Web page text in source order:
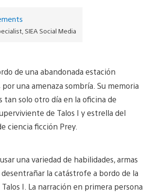
SIEA Social Media
de una abandonada estación
por una amenaza sombría. Su memoria
tan solo otro día en la oficina de
de Talos I y estrella del
ciencia ficción Prey.
una variedad de habilidades, armas
la catástrofe a bordo de la
I. La narración en primera persona